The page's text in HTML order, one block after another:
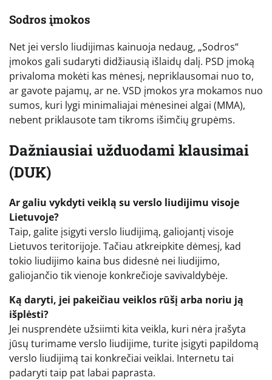
Sodros įmokos
Net jei verslo liudijimas kainuoja nedaug, „Sodros“
įmokos gali sudaryti didžiausią išlaidų dalį. PSD įmoką
privaloma mokėti kas mėnesį, nepriklausomai nuo to,
ar gavote pajamų, ar ne. VSD įmokos yra mokamos nuo
sumos, kuri lygi minimaliajai mėnesinei algai (MMA),
nebent priklausote tam tikroms išimčių grupėms.
Dažniausiai užduodami klausimai
(DUK)
Ar galiu vykdyti veiklą su verslo liudijimu visoje
Lietuvoje?
Taip, galite įsigyti verslo liudijimą, galiojantį visoje
Lietuvos teritorijoje. Tačiau atkreipkite dėmesį, kad
tokio liudijimo kaina bus didesnė nei liudijimo,
galiojančio tik vienoje konkrečioje savivaldybėje.
Ką daryti, jei pakeičiau veiklos rūšį arba noriu ją
išplėsti?
Jei nusprendėte užsiimti kita veikla, kuri nėra įrašyta
jūsų turimame verslo liudijime, turite įsigyti papildomą
verslo liudijimą tai konkrečiai veiklai. Internetu tai
padaryti taip pat labai paprasta.